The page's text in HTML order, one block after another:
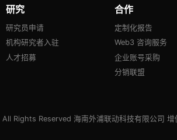
研究
研究员申请
机构研究者入驻
人才招募
合作
定制化报告
Web3 咨询服务
企业账号采购
分销联盟
All Rights Reserved 海南外浦联动科技有限公司 增